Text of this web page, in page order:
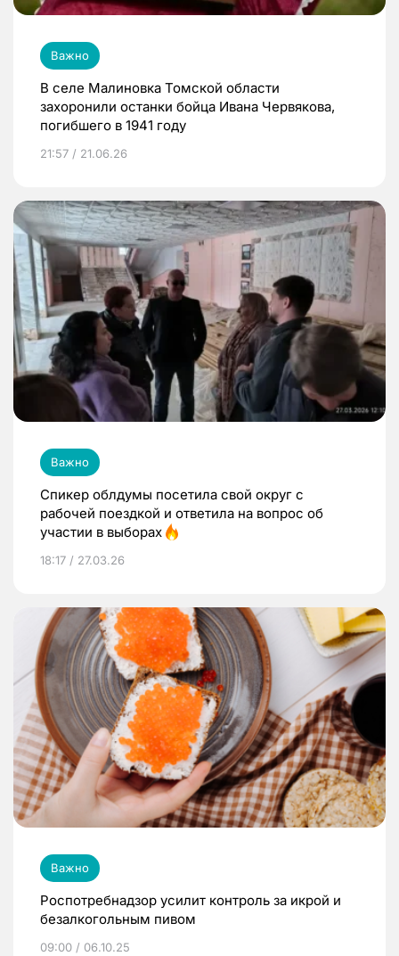
Важно
В селе Малиновка Томской области
захоронили останки бойца Ивана Червякова,
погибшего в 1941 году
21:57 / 21.06.26
Важно
Спикер облдумы посетила свой округ с
рабочей поездкой и ответила на вопрос об
участии в выборах
18:17 / 27.03.26
Важно
Роспотребнадзор усилит контроль за икрой и
безалкогольным пивом
09:00 / 06.10.25